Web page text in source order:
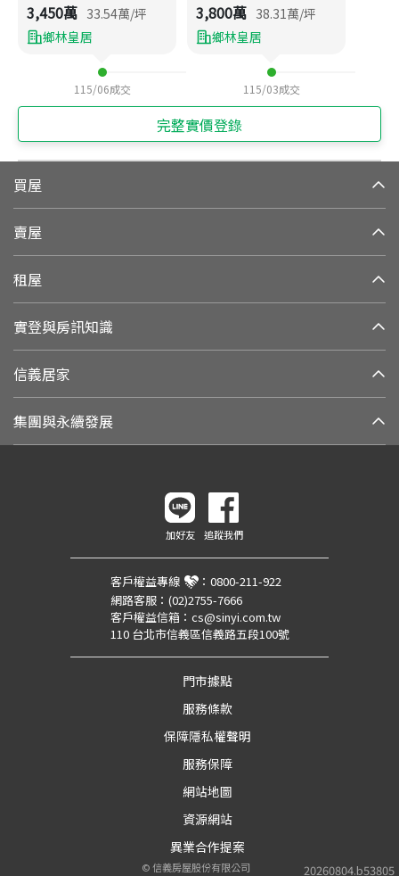
3,450萬 33.54萬/坪
鄉林皇居
115/06成交
3,800萬 38.31萬/坪
鄉林皇居
115/03成交
完整實價登錄
買屋
賣屋
租屋
實登與房訊知識
信義居家
集團與永續發展
20260804.b53805
加好友 追蹤我們
客戶權益專線 ： 0800-211-922
網路客服： (02)2755-7666
客戶權益信箱： cs@sinyi.com.tw
110 台北市信義區信義路五段100號
門市據點
服務條款
保障隱私權聲明
服務保障
網站地圖
資源網站
異業合作提案
©信義房屋股份有限公司